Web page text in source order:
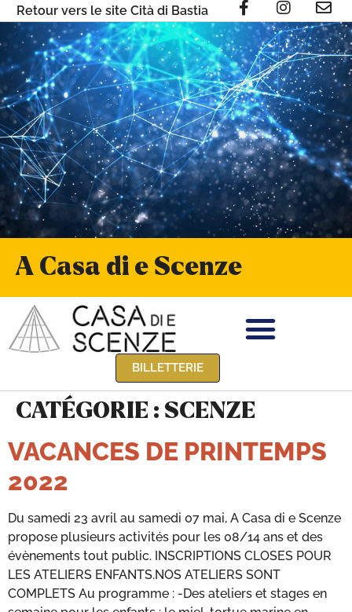
Retour vers le site Cità di Bastia
A Casa di e Scenze
BILLETTERIE
CATÉGORIE : SCENZE
VACANCES DE PRINTEMPS
2022
Du samedi 23 avril au samedi 07 mai, A Casa di e Scenze
propose plusieurs activités pour les 08/14 ans et des
évènements tout public. INSCRIPTIONS CLOSES POUR
LES ATELIERS ENFANTS.NOS ATELIERS SONT
COMPLETS Au programme : -Des ateliers et stages en